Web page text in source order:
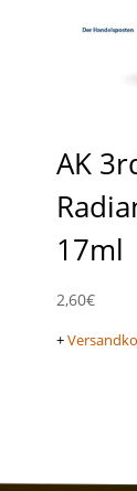
AK
17ml
2,60€
+